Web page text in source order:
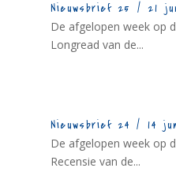
Nieuwsbrief 25 / 21
De afgelopen week op
Longread van de...
Nieuwsbrief 24 / 14
De afgelopen week op
Recensie van de...